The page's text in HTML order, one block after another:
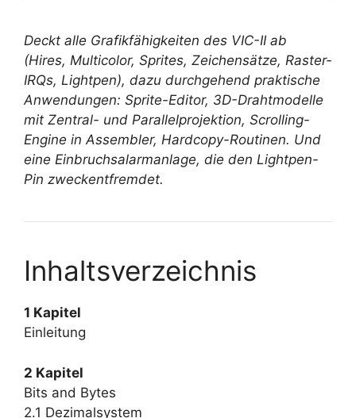
Deckt alle Grafikfähigkeiten des VIC-II ab
(Hires, Multicolor, Sprites, Zeichensätze, Raster-
IRQs, Lightpen), dazu durchgehend praktische
Anwendungen: Sprite-Editor, 3D-Drahtmodelle
mit Zentral- und Parallelprojektion, Scrolling-
Engine in Assembler, Hardcopy-Routinen. Und
eine Einbruchsalarmanlage, die den Lightpen-
Pin zweckentfremdet.
Inhaltsverzeichnis
1 Kapitel
Einleitung
2 Kapitel
Bits and Bytes
2.1 Dezimalsystem